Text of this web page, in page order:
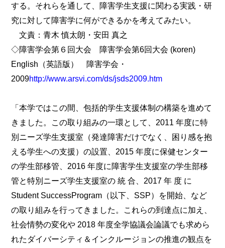
する。それらを通して、障害学生支援に関わる実践・研
究に対して障害学に何ができるかを考えてみたい。
文責：青木 慎太朗・安田 真之
◇障害学会第６回大会 障害学会第6回大会 (koren)
English（英語版） 障害学会・
2009http://www.arsvi.com/ds/jsds2009.htm
「本学ではこの間、包括的学生支援体制の構築を進めて
きました。この取り組みの一環として、2011 年度に特
別ニーズ学生支援室（発達障害だけでなく、困り感を抱
える学生への支援）の設置、2015 年度に保健センター
の学生部移管、2016 年度に障害学生支援室の学生部移
管と特別ニーズ学生支援室の 統 合、2017 年 度 に
Student SuccessProgram（以下、SSP）を開始、など
の取り組みを行ってきました。これらの到達点に加え、
社会情勢の変化や 2018 年度全学協議会論議でも求めら
れたダイバーシティ＆インクルージョンの推進の観点を